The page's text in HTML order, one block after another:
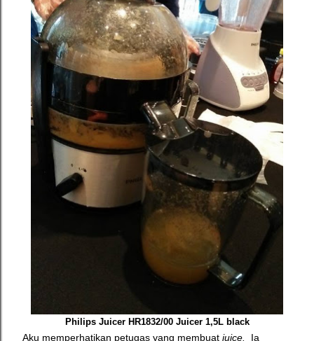
Philips Juicer HR1832/00 Juicer 1,5L black
Aku memperhatikan petugas yang membuat juice.
Ia